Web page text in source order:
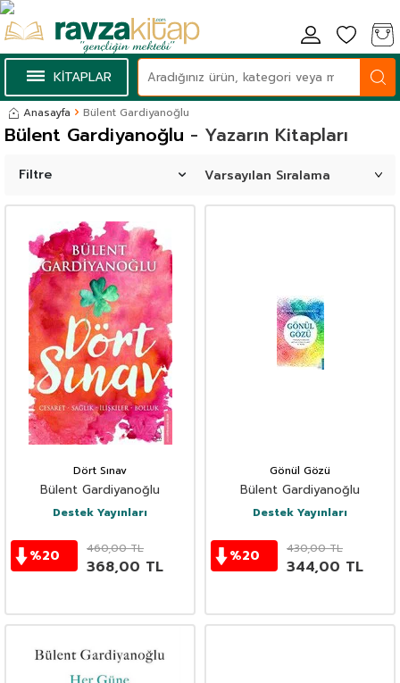
KİTAPLAR
Anasayfa Bülent Gardiyanoğlu
- Yazarın Kitapları
Bülent Gardiyanoğlu
Filtre
Dört Sınav
Bülent Gardiyanoğlu
Destek Yayınları
%20 460,00TL
368,00 TL
Gönül Gözü
Bülent Gardiyanoğlu
Destek Yayınları
%20 430,00TL
344,00 TL